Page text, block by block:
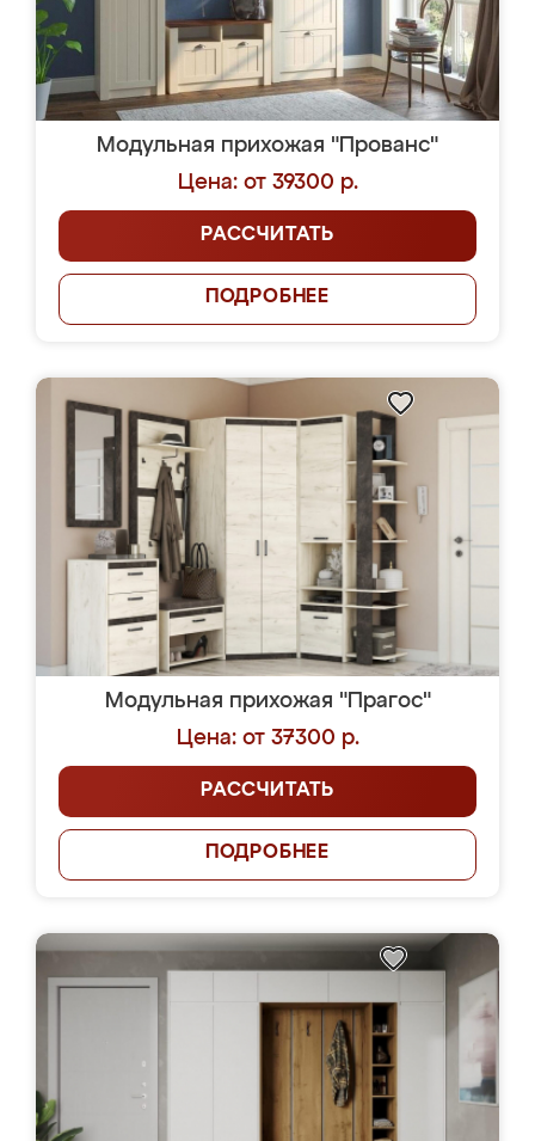
Модульная прихожая "Прованс"
Цена: от 39300 р.
РАССЧИТАТЬ
ПОДРОБНЕЕ
Модульная прихожая "Прагос"
Цена: от 37300 р.
РАССЧИТАТЬ
ПОДРОБНЕЕ